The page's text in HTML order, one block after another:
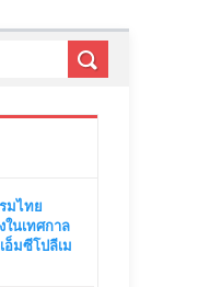
มไทย
ในเทศกาล
อ็มซีโปลีเม